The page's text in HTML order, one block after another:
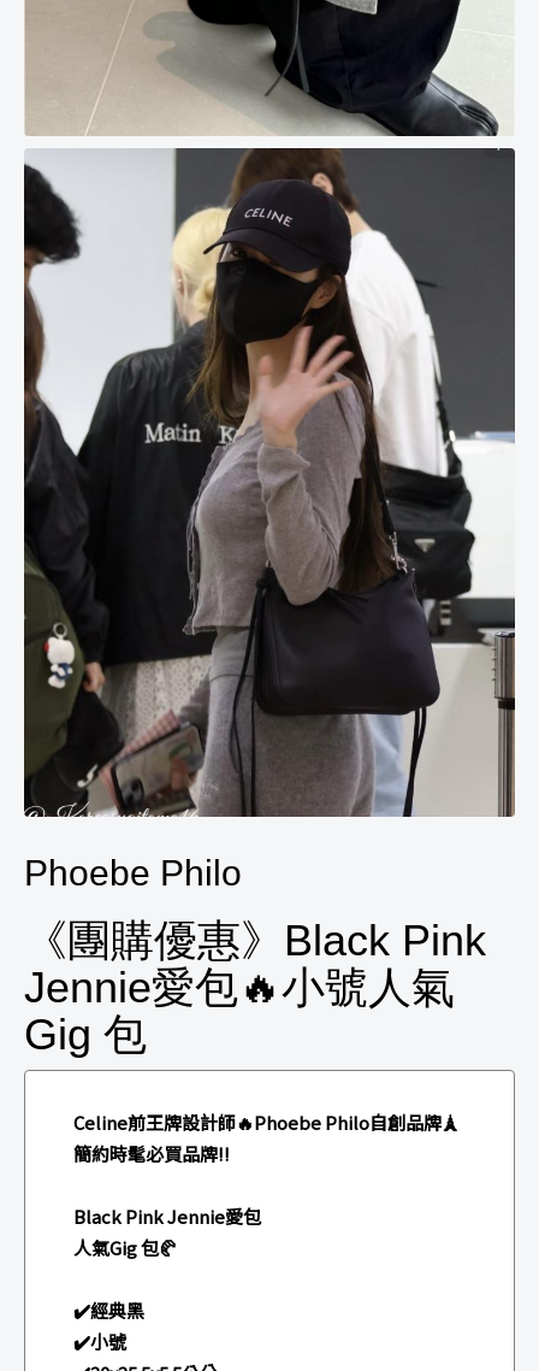
Phoebe Philo
《團購優惠》Black Pink
Jennie愛包🔥小號人氣
Gig 包
Celine前王牌設計師🔥Phoebe Philo自創品牌🗼
簡約時髦必買品牌‼️
Black Pink Jennie愛包
人氣Gig 包🥐
✔️經典黑
✔️小號